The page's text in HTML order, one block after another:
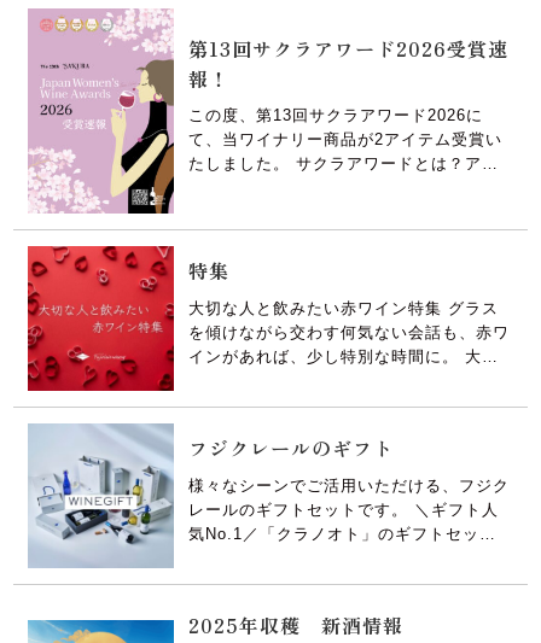
期間限定商品
ブランド一覧
百千（momochi）
フジクレール
LADY beetle
クラノオト（無濾過ワイン）
ジュース
ワイン雑貨・おつまみ
ギフト包装・袋
ワイン用ギフトボックス
紙袋・ビニール袋
のワインづくりに対する大きな評価 […]
第13回サクラアワード2026受賞速
報！
この度、第13回サクラアワード2026に
て、当ワイナリー商品が2アイテム受賞い
たしました。 サクラアワードとは？アジ
各地から沢山のワインがエントリーされ、
女性ワインプロフェッショナル（ソムリ
エ、ワイン醸造家、ワインスクール […]
特集
大切な人と飲みたい赤ワイン特集 グラス
を傾けながら交わす何気ない会話も、赤ワ
インがあれば、少し特別な時間に。 大切
ご提案します。 百千 AX3 2023 北杜市明
ソーヴィニヨン」「メルロー」、 そして
希少品種 「志太乃輝」 […]
フジクレールのギフト
様々なシーンでご活用いただける、フジク
レールのギフトセットです。 ＼ギフト人
気No.1／「クラノオト」のギフトセット
ら人気の2本をセレクトしました。和食に
インとしてもお楽しみいただける「デラウ
2025年収穫 新酒情報